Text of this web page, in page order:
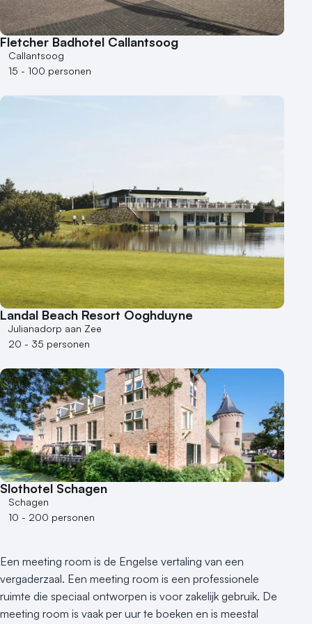
Buitenlocatie
Duurzame locatie
Groene locatie
Heisessie
Hotel
Hybride events
Museum
Theater
Varende locatie
Fletcher Badhotel Callantsoog
Callantsoog
15 - 100 personen
Landal Beach Resort Ooghduyne
Julianadorp aan Zee
20 - 35 personen
Slothotel Schagen
Schagen
10 - 200 personen
Een meeting room is de Engelse vertaling van een
vergaderzaal. Een meeting room is een professionele
ruimte die speciaal ontworpen is voor zakelijk gebruik. De
meeting room is vaak per uur te boeken en is meestal